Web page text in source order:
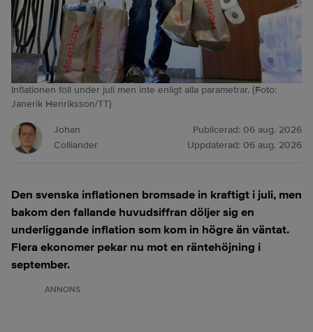
Inflationen föll under juli men inte enligt alla parametrar. (Foto:
Janerik Henriksson/TT)
Johan
Colliander
Publicerad: 06 aug. 2026
Uppdaterad: 06 aug. 2026
Den svenska inflationen bromsade in kraftigt i juli, men
bakom den fallande huvudsiffran döljer sig en
underliggande inflation som kom in högre än väntat.
Flera ekonomer pekar nu mot en räntehöjning i
september.
ANNONS